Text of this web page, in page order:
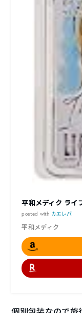
平和メディク ライ
posted with カエレバ
平和メディク